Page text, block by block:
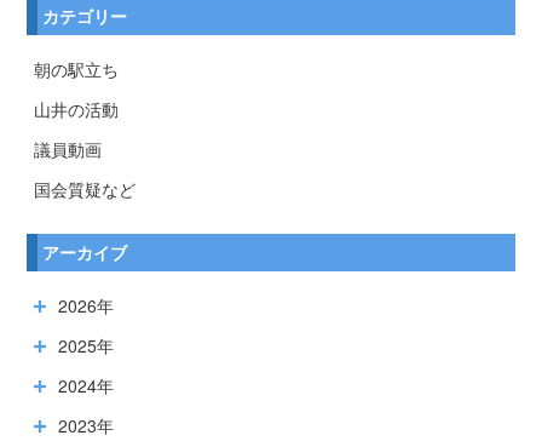
カテゴリー
朝の駅立ち
山井の活動
議員動画
国会質疑など
アーカイブ
2026年
2025年
2024年
2023年